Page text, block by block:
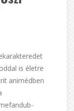
is életre
animédben